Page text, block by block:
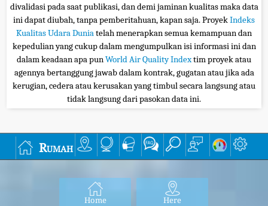
divalidasi pada saat publikasi, dan demi jaminan kualitas maka data
ini dapat diubah, tanpa pemberitahuan, kapan saja. ProyekIndeks
Kualitas Udara Duniatelah menerapkan semua kemampuan dan
kepedulian yang cukup dalam mengumpulkan isi informasi ini dan
dalam keadaan apa punWorld Air Quality Indextim proyek atau
agennya bertanggung jawab dalam kontrak, gugatan atau jika ada
kerugian, cedera atau kerusakan yang timbul secara langsung atau
tidak langsung dari pasokan data ini.
Rumah
Home Here